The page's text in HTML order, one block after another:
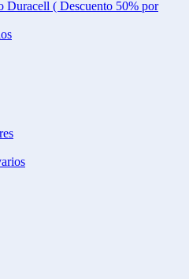
Duracell ( Descuento 50% por